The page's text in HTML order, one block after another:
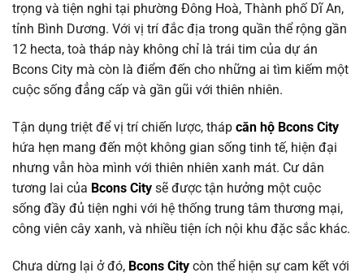
trọng và tiện nghi tại phường Đông Hoà, Thành phố Dĩ An,
tỉnh Bình Dương. Với vị trí đắc địa trong quần thể rộng gần
12 hecta, toà tháp này không chỉ là trái tim của dự án
Bcons City mà còn là điểm đến cho những ai tìm kiếm một
cuộc sống đẳng cấp và gần gũi với thiên nhiên.
Tận dụng triệt để vị trí chiến lược, tháp căn hộ Bcons City
hứa hẹn mang đến một không gian sống tinh tế, hiện đại
nhưng vẫn hòa mình với thiên nhiên xanh mát. Cư dân
tương lai của Bcons City sẽ được tận hưởng một cuộc
sống đầy đủ tiện nghi với hệ thống trung tâm thương mại,
công viên cây xanh, và nhiều tiện ích nội khu đặc sắc khác.
Chưa dừng lại ở đó, Bcons City còn thể hiện sự cam kết với